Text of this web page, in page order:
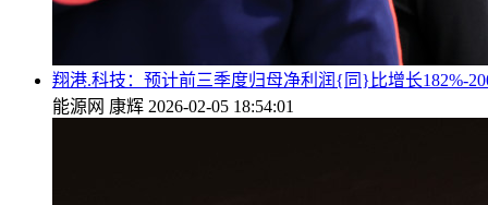
翔港.科技：预计前三季度归母净利润{同}比增长182%-
能源网 康辉 2026-02-05 18:54:01